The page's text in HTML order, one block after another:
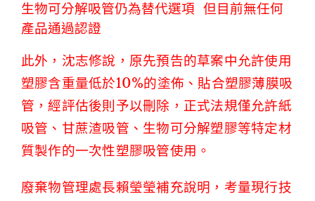
生物可分解吸管仍為替代選項 但目前無任何
產品通過認證
此外，沈志修說，原先預告的草案中允許使用
塑膠含重量低於10%的塗佈、貼合塑膠薄膜吸
管，經評估後則予以刪除，正式法規僅允許紙
吸管、甘蔗渣吸管、生物可分解塑膠等特定材
質製作的一次性塑膠吸管使用。
廢棄物管理處長賴瑩瑩補充說明，考量現行技